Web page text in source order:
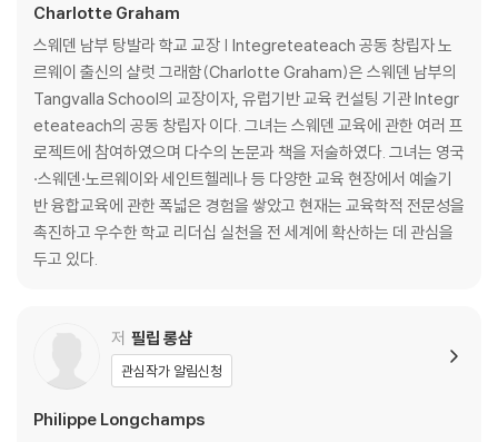
CHAPTER 03 방법론 95
1 능동적 학습 96
2 메타역량의 계발 117
3 지속가능한 비판적 사고 방법론 119
4 왜: 허위 정보에 대한 ‘백신 접종’ 126
5 소스의 품질을 식별하고 평가할 수 있는 강력한 메커니즘 제공 127
6 가정, 논리적 오류 및 인지적 편향 139
7 어떻게 해야 하는가? 149
10 변증법적 접근 방식의 활용: 3단계 사이클의 반복적 순환 158
11 이미지 검사 소프트웨어 소개 165
12 신뢰할 수 있는 출처를 인식하는 방법 169
13 교수와 학습의 협업적 접근 방식 186
Charlotte Graham
스웨덴 남부 탕발라 학교 교장 | Integreteateach 공동 창립자 노
르웨이 출신의 샬럿 그래함(Charlotte Graham)은 스웨덴 남부의
Tangvalla School의 교장이자, 유럽기반 교육 컨설팅 기관 Integr
eteateach의 공동 창립자 이다. 그녀는 스웨덴 교육에 관한 여러 프
로젝트에 참여하였으며 다수의 논문과 책을 저술하였다. 그녀는 영국
·스웨덴·노르웨이와 세인트헬레나 등 다양한 교육 현장에서 예술기
반 융합교육에 관한 폭넓은 경험을 쌓았고 현재는 교육학적 전문성을
촉진하고 우수한 학교 리더십 실천을 전 세계에 확산하는 데 관심을
두고 있다.
저 필립 롱샴
관심작가 알림신청
Philippe Longchamps